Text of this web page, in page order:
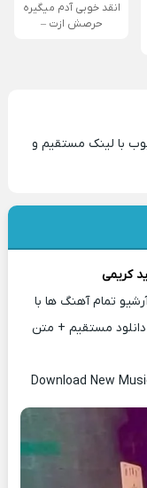
انقد خوبی آدم میگیره
حرصش ازت –
با لینک مستقیم و
کریمی
تمام آهنگ ها با
مستقیم + متن
Download New